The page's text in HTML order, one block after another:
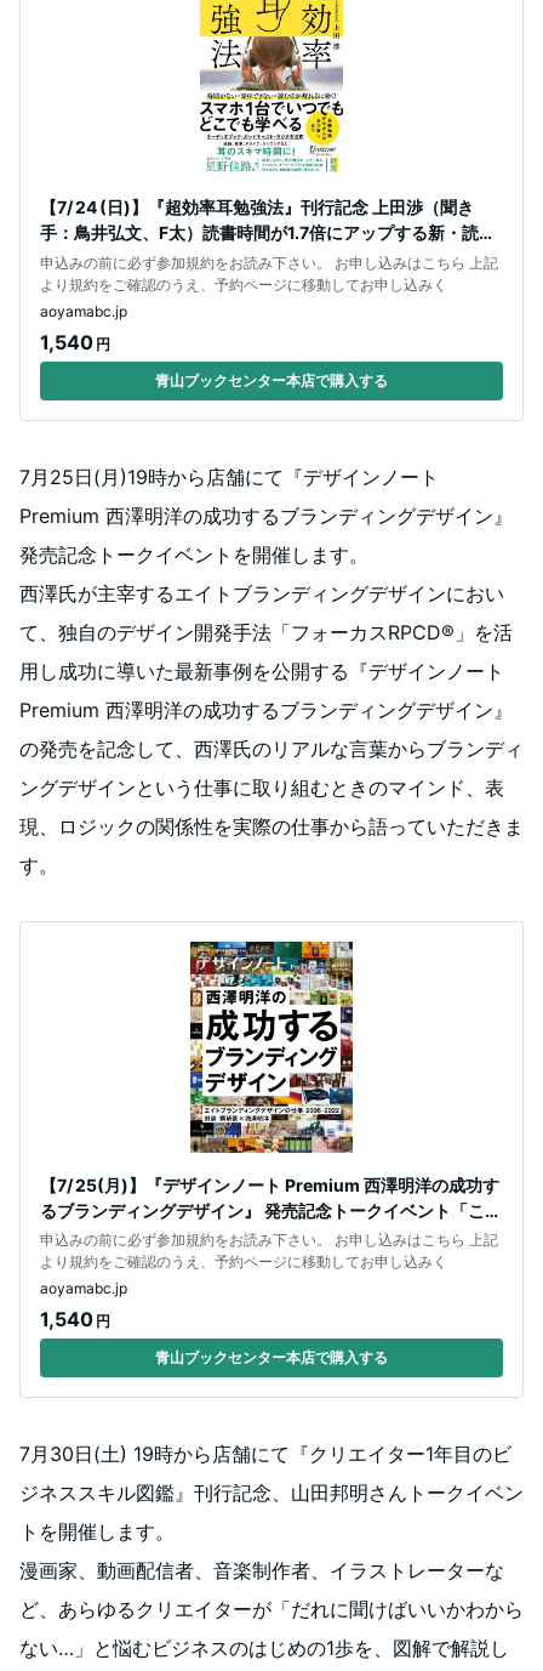
【7/ 24 (日)】『超効率耳勉強法』刊行記念 上田渉（聞き
手：鳥井弘文、F太）読書時間が1.7倍にアップする新・読書
法ノウハウを公開
申込みの前に必ず参加規約をお読み下さい。 お申し込みはこちら 上記
より規約をご確認のうえ、予約ページに移動してお申し込みく
aoyamabc.jp
1,540 円
青山ブックセンター本店で購入する
7月25日(月)19時から店舗にて『デザインノート
Premium 西澤明洋の成功するブランディングデザイン』
発売記念トークイベントを開催します。
西澤氏が主宰するエイトブランディングデザインにおい
て、独自のデザイン開発手法「フォーカスRPCD®」を活
用し成功に導いた最新事例を公開する『デザインノート
Premium 西澤明洋の成功するブランディングデザイン』
の発売を記念して、西澤氏のリアルな言葉からブランディ
ングデザインという仕事に取り組むときのマインド、表
現、ロジックの関係性を実際の仕事から語っていただきま
す。
【7/ 25(月)】『デザインノート Premium 西澤明洋の成功す
るブランディングデザイン』 発売記念トークイベント「これ
からのブランデ
申込みの前に必ず参加規約をお読み下さい。 お申し込みはこちら 上記
より規約をご確認のうえ、予約ページに移動してお申し込みく
aoyamabc.jp
1,540 円
青山ブックセンター本店で購入する
7月30日(土) 19時から店舗にて『クリエイター1年目のビ
ジネススキル図鑑』刊行記念、山田邦明さんトークイベン
トを開催します。
漫画家、動画配信者、音楽制作者、イラストレーターな
ど、あらゆるクリエイターが「だれに聞けばいいかわから
ない…」と悩むビジネスのはじめの1歩を、図解で解説し